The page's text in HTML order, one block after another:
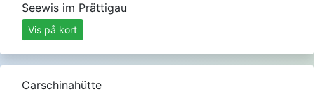
Seewis im Prättigau
Vis på kort
Carschinahütte